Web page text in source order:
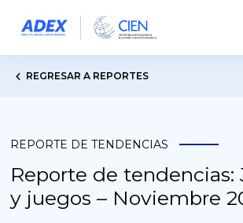
REGRESAR A REPORTES
REPORTE DE TENDENCIAS
Reporte de tendencias:
y juegos – Noviembre